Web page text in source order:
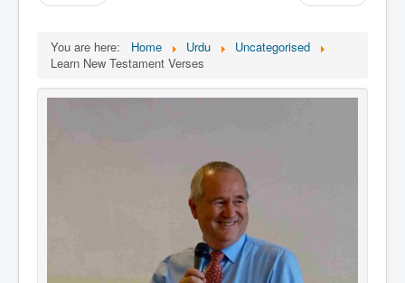
You are here: Home Urdu
Uncategorised
Learn New Testament Verses